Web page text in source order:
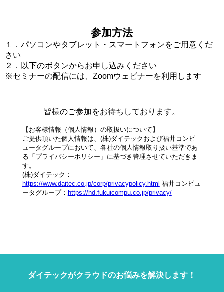
参加方法
１．パソコンやタブレット・スマートフォンをご用意くだ
さい
２．以下のボタンからお申し込みください
※セミナーの配信には、Zoomウェビナーを利用します
皆様のご参加をお待ちしております。
【お客様情報（個人情報）の取扱いについて】
ご提供頂いた個人情報は、(株)ダイテックおよび福井コンピ
ュータグループにおいて、各社の個人情報取り扱い基準であ
る「プライバシーポリシー」に基づき管理させていただきま
す。
(株)ダイテック：
https://www.daitec.co.jp/corp/privacypolicy.html 福井コンピュ
ータグループ： https://hd.fukuicompu.co.jp/privacy/
ダイテックがクラウドのお悩みを解決します！